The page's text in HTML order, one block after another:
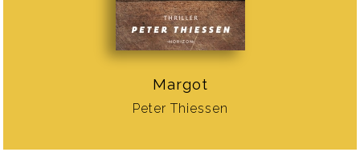
Margot
Peter Thiessen